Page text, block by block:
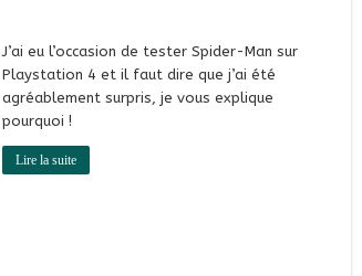
J’ai eu l’occasion de tester Spider-Man sur
Playstation 4 et il faut dire que j’ai été
agréablement surpris, je vous explique
pourquoi !
Lire la suite